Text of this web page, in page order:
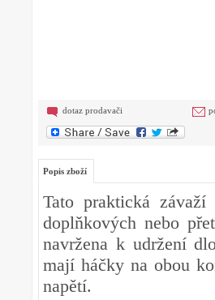
dotaz prodavači
Popis zboží
Tato praktická
doplňkových nebo
navržena k udržení
mají háčky na obou
napětí.